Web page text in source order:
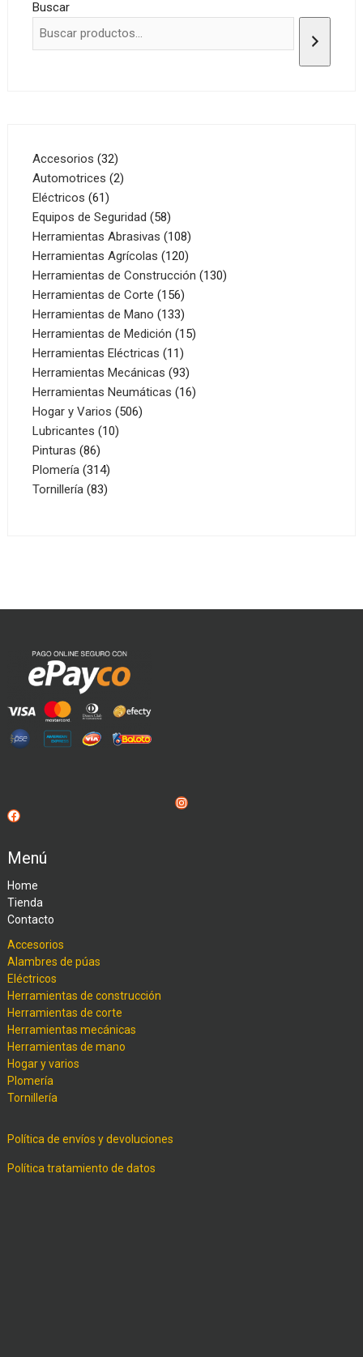
Buscar
Accesorios 3232
productos
Automotrices 22
Eléctricos 6161
productos
Equipos de Seguridad 5858
productos
Herramientas Abrasivas 108108
productos
Herramientas Agrícolas 120120
productos
Herramientas de Construcción 130130
Herramientas de Corte 156156
productos
Herramientas de Mano 133133
productos
Herramientas de Medición 1515
Herramientas Eléctricas 1111
productos
Herramientas Mecánicas 9393
productos
Herramientas Neumáticas 1616
Hogar y Varios 506506
Lubricantes 1010
Pinturas 8686
productos
Plomería 314314
productos
Tornillería 8383
Instagram
Facebook
Menú
Home
Tienda
Contacto
Accesorios
Alambres de púas
Eléctricos
Herramientas de construcción
Herramientas de corte
Herramientas mecánicas
Herramientas de mano
Hogar y varios
Plomería
Tornillería
Política de envíos y devoluciones
Política tratamiento de datos